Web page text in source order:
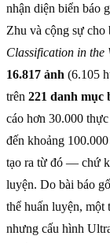
nhận diện biển báo
Zhu và cộng sự
Classification in the
16.817 ảnh (6.105
trên 221 danh mục
cáo hơn 30.000
đến khoảng
tạo ra từ đó — chứ
luyện. Do bài báo
thể huấn luyện, một
nhưng cấu hình